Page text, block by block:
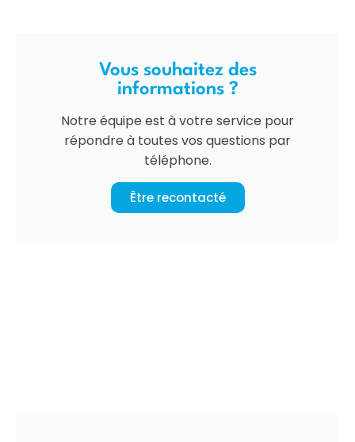
Vous souhaitez des
informations ?
Notre équipe est à votre service pour
répondre à toutes vos questions par
téléphone.
Être recontacté